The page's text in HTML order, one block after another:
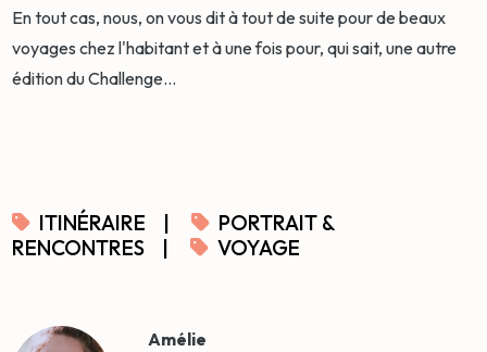
En tout cas, nous, on vous dit à tout de suite pour de beaux
voyages chez l'habitant et à une fois pour, qui sait, une autre
édition du Challenge...
ITINÉRAIRE |
PORTRAIT &
RENCONTRES
| VOYAGE
Amélie